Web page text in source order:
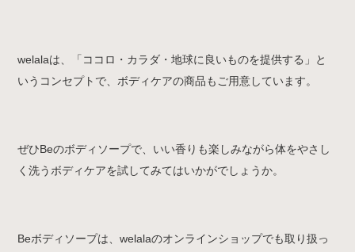
welalaは、「ココロ・カラダ・地球に良いものを提供する」と
いうコンセプトで、ボディケアの商品もご用意しています。
ぜひBeのボディソープで、いい香りも楽しみながら体をやさし
く洗うボディケアを試してみてはいかがでしょうか。
Beボディソープは、welalaのオンラインショップでも取り扱っ